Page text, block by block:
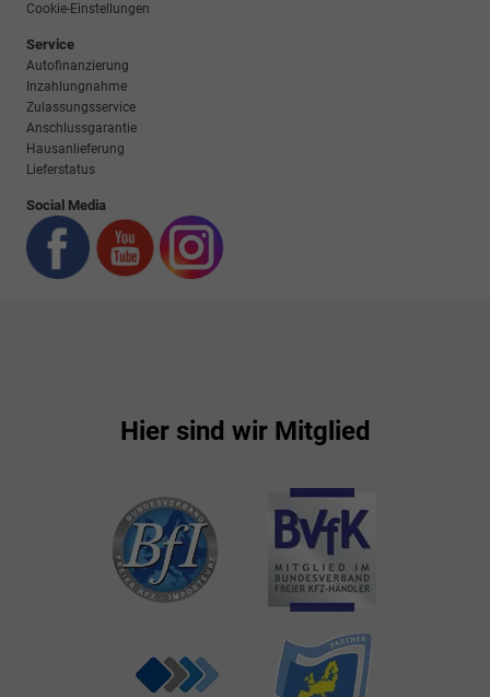
Cookie-Einstellungen
Service
Autofinanzierung
Inzahlungnahme
Zulassungsservice
Anschlussgarantie
Hausanlieferung
Lieferstatus
Social Media
Hier sind wir Mitglied